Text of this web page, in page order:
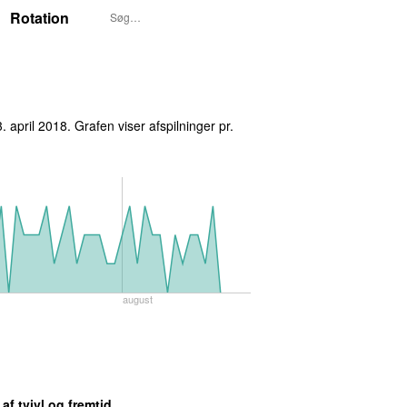
Rotation
april 2018. Grafen viser afspilninger pr.
august